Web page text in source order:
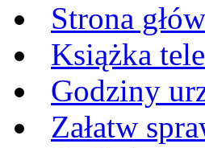
Strona
Książka
Godziny
Załatw